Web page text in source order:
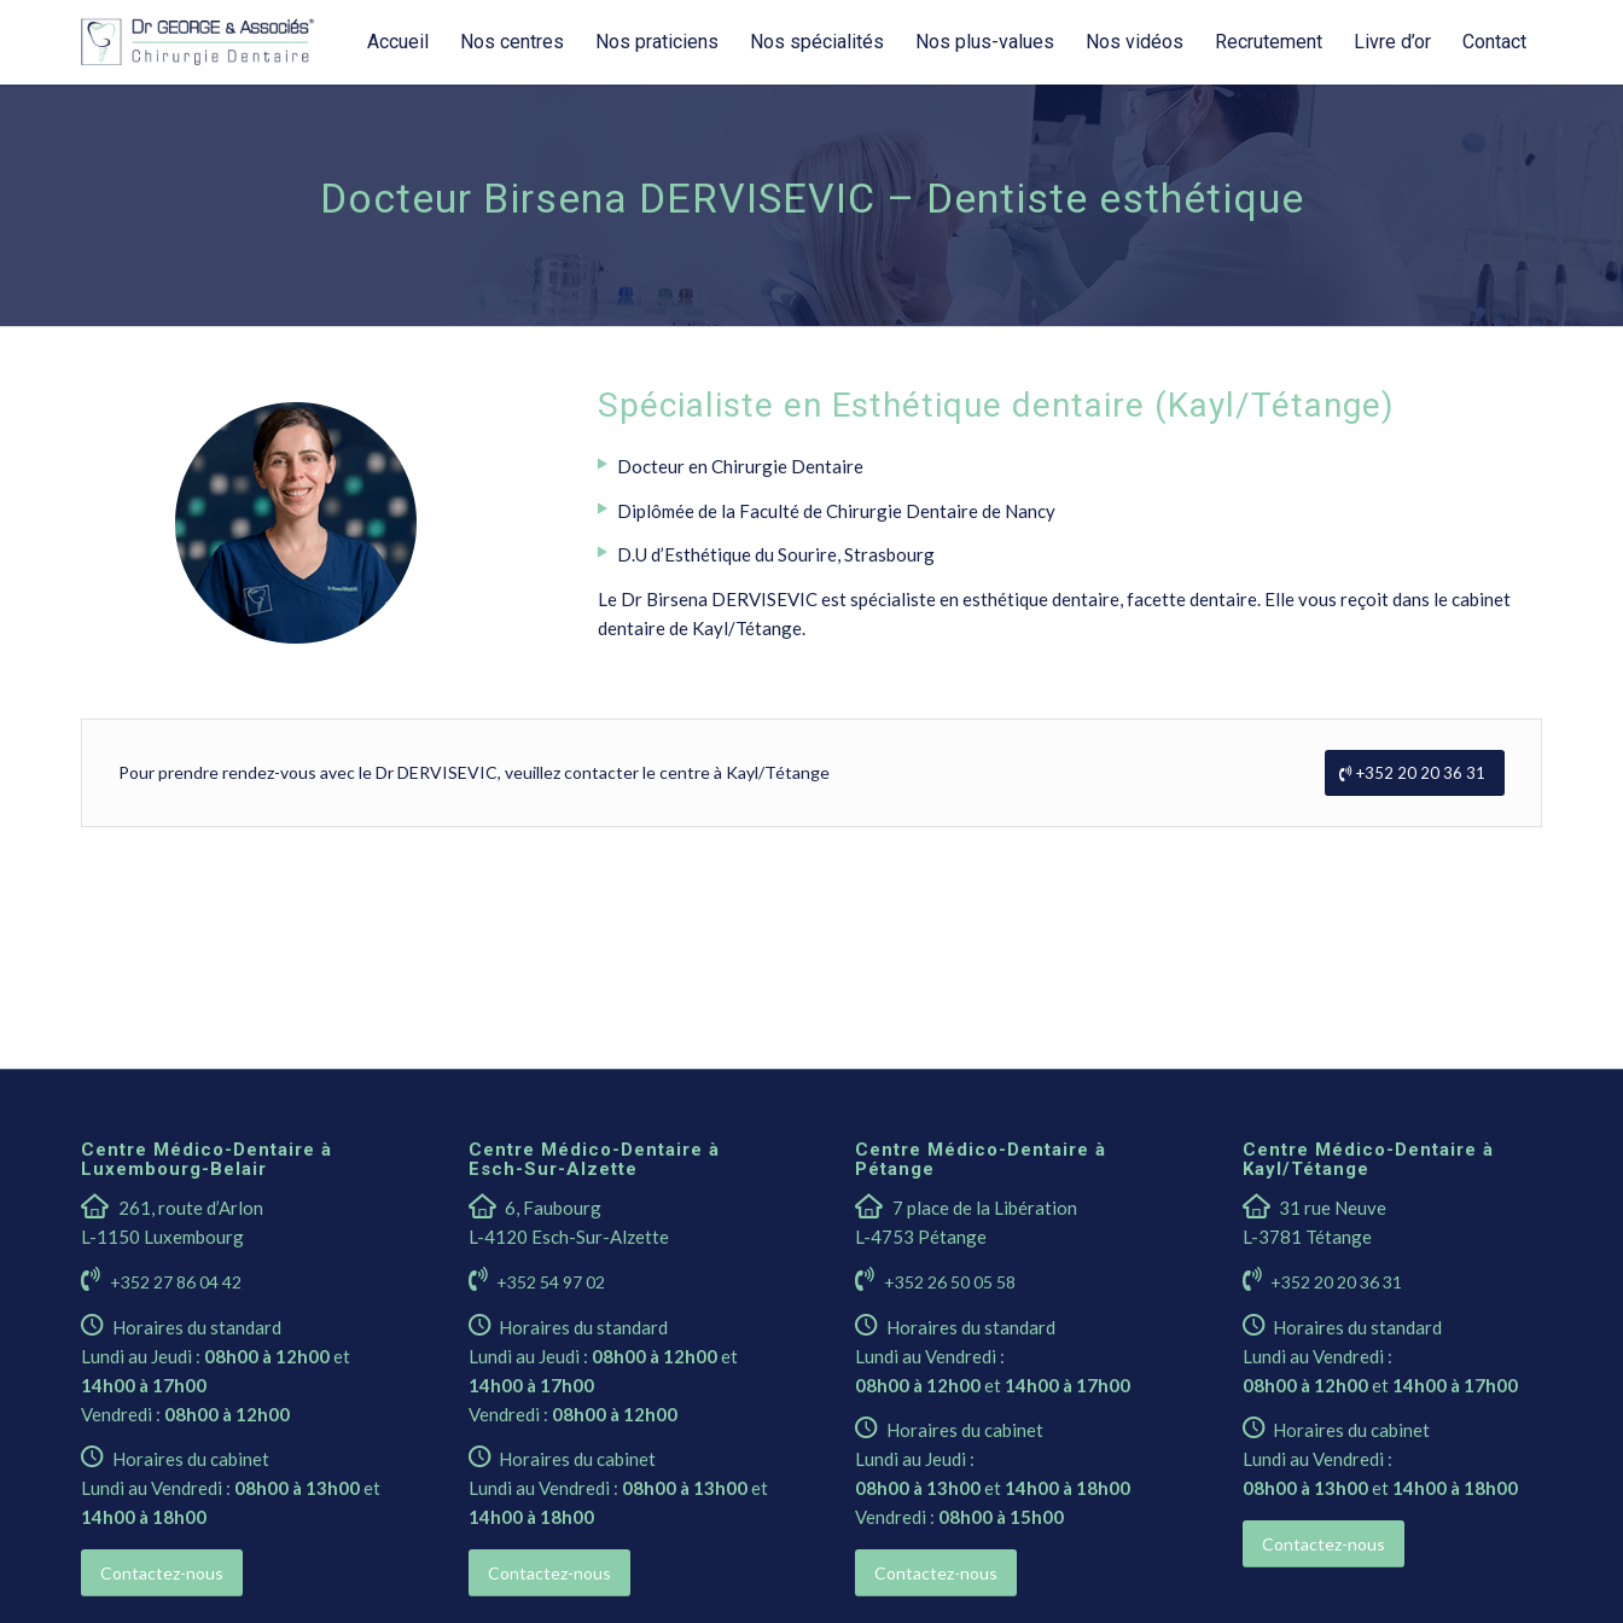
Accueil Nos centres Nos praticiens Nos spécialités Nos plus-values Nos vidéos Recrutement Livre d’or Contact
Docteur Birsena DERVISEVIC – Dentiste esthétique
Spécialiste en Esthétique dentaire (Kayl/Tétange)
Docteur en Chirurgie Dentaire
Diplômée de la Faculté de Chirurgie Dentaire de Nancy
D.U d’Esthétique du Sourire, Strasbourg
Le Dr Birsena DERVISEVIC est spécialiste en esthétique dentaire, facette dentaire. Elle vous reçoit dans le cabinet
dentaire de Kayl/Tétange.
Pour prendre rendez-vous avec le Dr DERVISEVIC, veuillez contacter le centre à Kayl/Tétange +352 20 20 36 31
Centre Médico-Dentaire à
Luxembourg-Belair
261, route d’Arlon
L-1150 Luxembourg
+352 27 86 04 42
Horaires du standard
Lundi au Jeudi : 08h00 à 12h00et
14h00 à 17h00
Vendredi : 08h00 à 12h00
Horaires du cabinet
Lundi au Vendredi : 08h00 à 13h00et
14h00 à 18h00
Contactez-nous
Centre Médico-Dentaire à
Esch-Sur-Alzette
6, Faubourg
L-4120 Esch-Sur-Alzette
+352 54 97 02
Horaires du standard
Lundi au Jeudi : 08h00 à 12h00et
14h00 à 17h00
Vendredi : 08h00 à 12h00
Horaires du cabinet
Lundi au Vendredi : 08h00 à 13h00et
14h00 à 18h00
Contactez-nous
Centre Médico-Dentaire à
Pétange
7 place de la Libération
L-4753 Pétange
+352 26 50 05 58
Horaires du standard
Lundi au Vendredi :
08h00 à 12h00et 14h00 à 17h00
Horaires du cabinet
Lundi au Jeudi :
08h00 à 13h00et 14h00 à 18h00
Vendredi : 08h00 à 15h00
Contactez-nous
Centre Médico-Dentaire à
Kayl/Tétange
31 rue Neuve
L-3781 Tétange
+352 20 20 36 31
Horaires du standard
Lundi au Vendredi :
08h00 à 12h00et 14h00 à 17h00
Horaires du cabinet
Lundi au Vendredi :
08h00 à 13h00et 14h00 à 18h00
Contactez-nous